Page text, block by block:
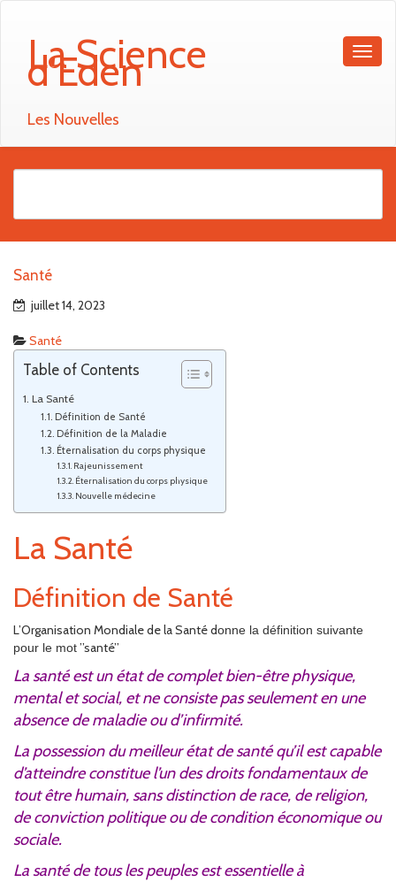
La Science
d'Eden
Les Nouvelles
Santé
juillet 14, 2023
Santé
Table of Contents
La Santé
Définition de Santé
Définition de la Maladie
Éternalisation du corps physique
Rajeunissement
Éternalisation du corps physique
Nouvelle médecine
La Santé
Définition de Santé
L’Organisation Mondiale de la Santé donne la définition suivante
pour le mot’’santé’’
La santé est un état de complet bien-être physique,
mental et social, et ne consiste pas seulement en une
absence de maladie ou d’infirmité.
La possession du meilleur état de santé qu’il est capable
d’atteindre constitue l’un des droits fondamentaux de
tout être humain, sans distinction de race, de religion,
de conviction politique ou de condition économique ou
sociale.
La santé de tous les peuples est essentielle à